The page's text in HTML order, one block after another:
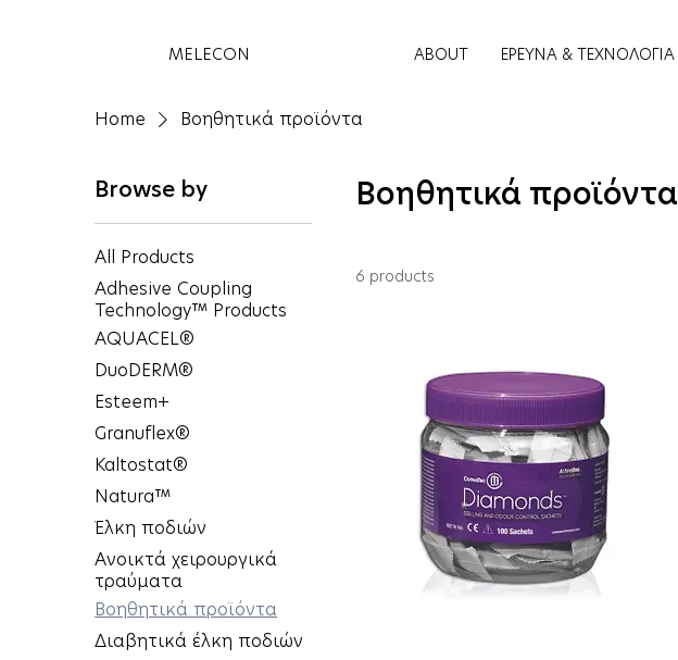
MELECON ABOUT ΕΡΕΥΝΑ & ΤΕΧΝΟΛΟΓΙΑ
Home Βοηθητικά προϊόντα
Browse by
All Products
Adhesive Coupling
Technology™ Products
AQUACEL®
DuoDERM®
Esteem+
Granuflex®
Kaltostat®
Natura™
Έλκη ποδιών
Ανοικτά χειρουργικά
τραύματα
Βοηθητικά προϊόντα
Διαβητικά έλκη ποδιών
Βοηθητικά προϊόντα
6 products